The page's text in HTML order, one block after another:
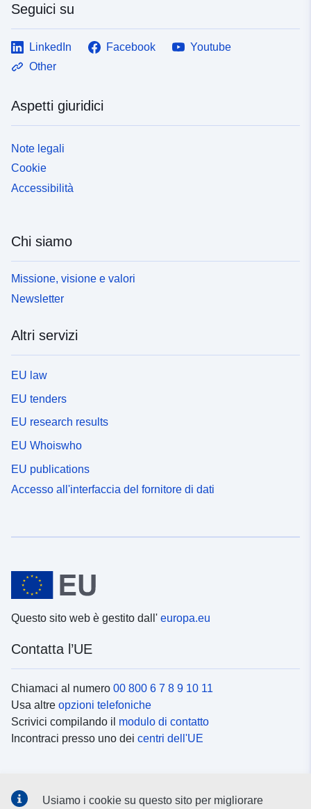
Seguici su
LinkedIn Facebook
Youtube
Other
Aspetti giuridici
Note legali
Cookie
Accessibilità
Chi siamo
Missione, visione e valori
Newsletter
Altri servizi
EU law
EU tenders
EU research results
EU Whoiswho
EU publications
Accesso all'interfaccia del fornitore di dati
Questo sito web è gestito dall' europa.eu
Contatta l’UE
Chiamaci al numero 00 800 6 7 8 9 10 11
Usa altre opzioni telefoniche
Scrivici compilando il modulo di contatto
Incontraci presso uno dei centri dell'UE
Usiamo i cookie su questo sito per migliorare